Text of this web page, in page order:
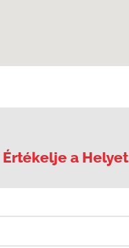
Értékelje a Helyet